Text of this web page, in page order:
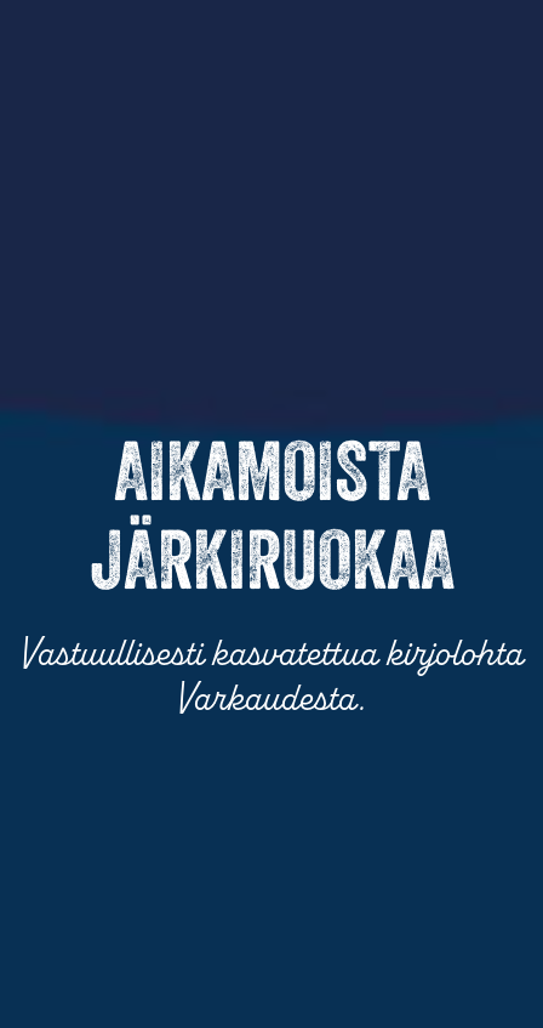
AIKAMOISTA
JÄRKIRUOKAA
Vastuullisesti kasvatettua kirjolohta
Varkaudesta.